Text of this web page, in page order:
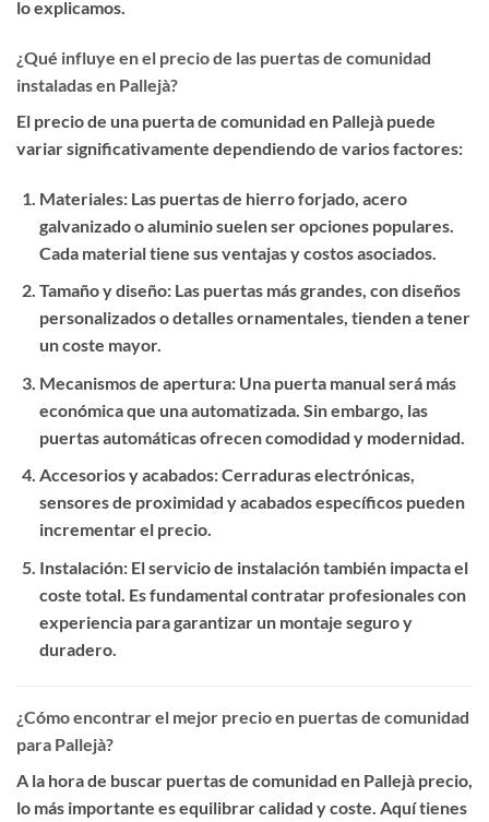
lo explicamos.
¿Qué influye en el precio de las puertas de comunidad
instaladas en Pallejà?
El precio de una puerta de comunidad en Pallejà puede
variar significativamente dependiendo de varios factores:
Materiales: Las puertas de hierro forjado, acero
galvanizado o aluminio suelen ser opciones populares.
Cada material tiene sus ventajas y costos asociados.
Tamaño y diseño: Las puertas más grandes, con diseños
personalizados o detalles ornamentales, tienden a tener
un coste mayor.
Mecanismos de apertura: Una puerta manual será más
económica que una automatizada. Sin embargo, las
puertas automáticas ofrecen comodidad y modernidad.
Accesorios y acabados: Cerraduras electrónicas,
sensores de proximidad y acabados específicos pueden
incrementar el precio.
Instalación: El servicio de instalación también impacta el
coste total. Es fundamental contratar profesionales con
experiencia para garantizar un montaje seguro y
duradero.
¿Cómo encontrar el mejor precio en puertas de comunidad
para Pallejà?
A la hora de buscar puertas de comunidad en Pallejà precio,
lo más importante es equilibrar calidad y coste. Aquí tienes